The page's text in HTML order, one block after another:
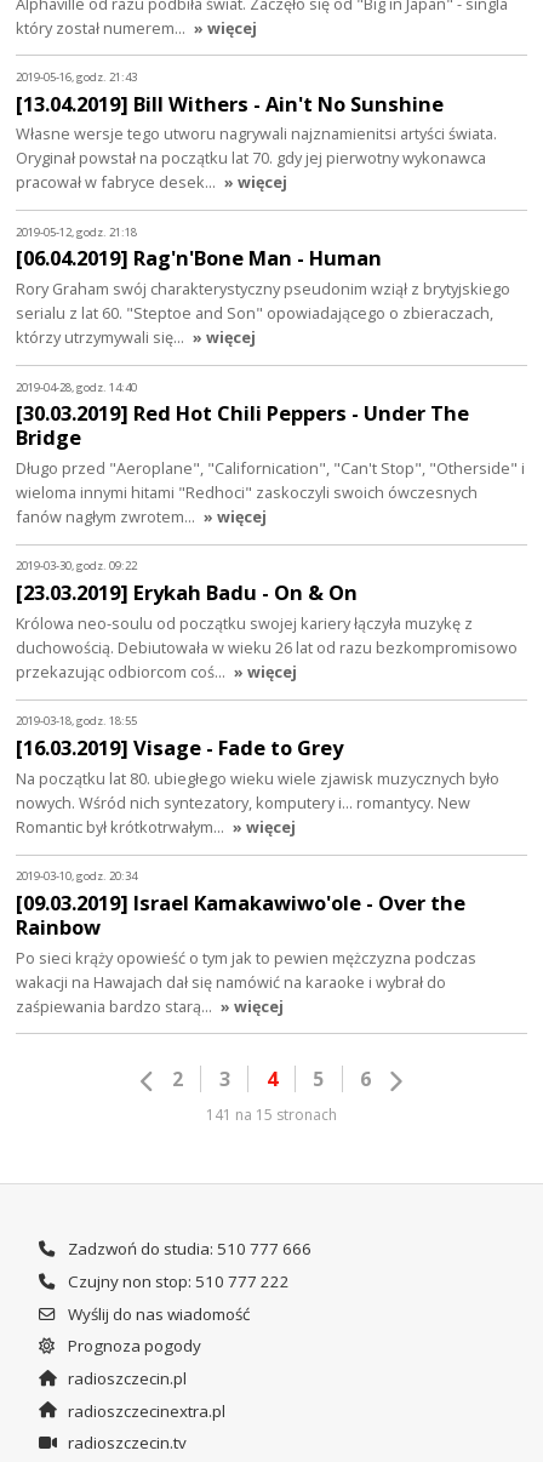
który został numerem… » więcej
2019-05-16, godz. 21:43
[13.04.2019] Bill Withers - Ain't No Sunshine
Własne wersje tego utworu nagrywali najznamienitsi artyści świata.
Oryginał powstał na początku lat 70. gdy jej pierwotny wykonawca
pracował w fabryce desek… » więcej
2019-05-12, godz. 21:18
[06.04.2019] Rag'n'Bone Man - Human
Rory Graham swój charakterystyczny pseudonim wziął z brytyjskiego
serialu z lat 60. "Steptoe and Son" opowiadającego o zbieraczach,
którzy utrzymywali się… » więcej
2019-04-28, godz. 14:40
[30.03.2019] Red Hot Chili Peppers - Under The
Bridge
Długo przed "Aeroplane", "Californication", "Can't Stop", "Otherside" i
wieloma innymi hitami "Redhoci" zaskoczyli swoich ówczesnych
fanów nagłym zwrotem… » więcej
2019-03-30, godz. 09:22
[23.03.2019] Erykah Badu - On & On
Królowa neo-soulu od początku swojej kariery łączyła muzykę z
duchowością. Debiutowała w wieku 26 lat od razu bezkompromisowo
przekazując odbiorcom coś… » więcej
2019-03-18, godz. 18:55
[16.03.2019] Visage - Fade to Grey
Na początku lat 80. ubiegłego wieku wiele zjawisk muzycznych było
nowych. Wśród nich syntezatory, komputery i... romantycy. New
Romantic był krótkotrwałym… » więcej
2019-03-10, godz. 20:34
[09.03.2019] Israel Kamakawiwo'ole - Over the
Rainbow
Po sieci krąży opowieść o tym jak to pewien mężczyzna podczas
wakacji na Hawajach dał się namówić na karaoke i wybrał do
zaśpiewania bardzo starą… » więcej
2 3 4 5 6
141 na 15 stronach
Zadzwoń do studia: 510 777 666
Czujny non stop: 510 777 222
Wyślij do nas wiadomość
Prognoza pogody
radioszczecin.pl
radioszczecinextra.pl
radioszczecin.tv